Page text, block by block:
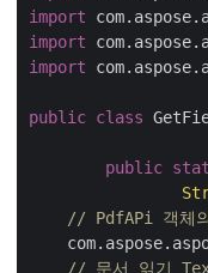
import
import
import
public class
public
// PdfAPi 객체
// 문서 읽기